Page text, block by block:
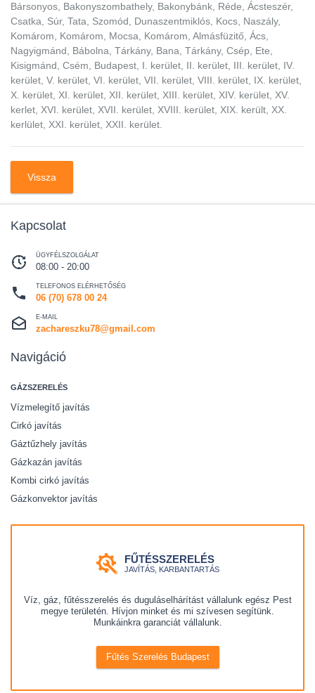
Bársonyos, Bakonyszombathely, Bakonybánk, Réde, Ácsteszér,
Csatka, Súr, Tata, Szomód, Dunaszentmiklós, Kocs, Naszály,
Komárom, Komárom, Mocsa, Komárom, Almásfüzitő, Ács,
Nagyigmánd, Bábolna, Tárkány, Bana, Tárkány, Csép, Ete,
Kisigmánd, Csém, Budapest, I. kerület, II. kerület, III. kerület, IV.
kerület, V. kerület, VI. kerület, VII. kerület, VIII. kerület, IX. kerület,
X. kerület, XI. kerület, XII. kerület, XIII. kerület, XIV. kerület, XV.
kerlet, XVI. kerület, XVII. kerület, XVIII. kerület, XIX. került, XX.
kerlület, XXI. kerület, XXII. kerület.
Vissza
Kapcsolat
ÜGYFÉLSZOLGÁLAT
08:00 - 20:00
TELEFONOS ELÉRHETŐSÉG
06 (70) 678 00 24
E-MAIL
zachareszku78@gmail.com
Navigáció
GÁZSZERELÉS
Vízmelegítő javítás
Cirkó javítás
Gáztűzhely javítás
Gázkazán javítás
Kombi cirkó javítás
Gázkonvektor javítás
FŰTÉSSZERELÉS
JAVÍTÁS, KARBANTARTÁS
Víz, gáz, fűtésszerelés és duguláselhárítást vállalunk egész Pest
megye területén. Hívjon minket és mi szívesen segítünk.
Munkáinkra garanciát vállalunk.
Fűtés Szerelés Budapest